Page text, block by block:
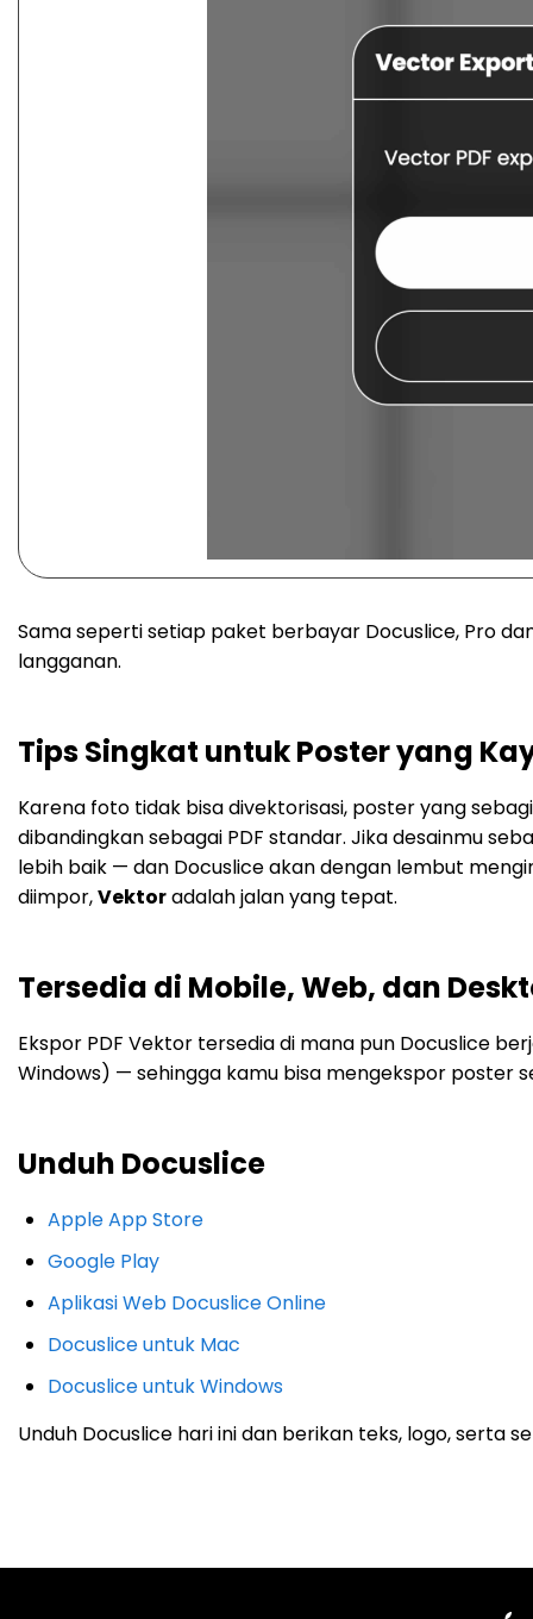
Sama seperti setiap paket berbayar Docuslice, Pro
langganan.
Tips Singkat untuk Poster yang
Karena foto tidak bisa divektorisasi, poster yang
dibandingkan sebagai PDF standar. Jika desainmu
lebih baik — dan Docuslice akan dengan lembut
diimpor,Vektoradalah jalan yang tepat.
Tersedia di Mobile, Web, dan
Ekspor PDF Vektor tersedia di mana pun Docuslice
Windows) — sehingga kamu bisa mengekspor poster
Unduh Docuslice
Apple App Store
Google Play
Aplikasi Web Docuslice Online
Docuslice untuk Mac
Docuslice untuk Windows
Unduh Docuslice hari ini dan berikan teks, logo, serta